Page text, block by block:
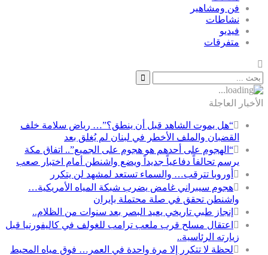
فن ومشاهير
نشاطات
فيديو
متفرقات
الأخبار العاجلة
“هل يموت الشاهد قبل أن ينطق؟”… رياض سلامة خلف
القضبان والملف الأخطر في لبنان لم يُغلق بعد
“الهجوم على أحدهم هو هجوم على الجميع”.. اتفاق مكة
يرسم تحالفاً دفاعياً جديداً ويضع واشنطن أمام اختبار صعب
أوروبا تترقب… والسماء تستعد لمشهد لن يتكرر
هجوم سيبراني غامض يضرب شبكة المياه الأمريكية…
واشنطن تحقق في صلة محتملة بإيران
إنجاز طبي تاريخي يعيد البصر بعد سنوات من الظلام..
اعتقال مسلح قرب ملعب ترامب للغولف في كاليفورنيا قبل
زيارته الرئاسية..
لحظة لا تتكرر إلا مرة واحدة في العمر… فوق مياه المحيط